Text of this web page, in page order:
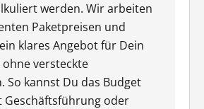
werden. Wir arbeiten
Paketpreisen und
klares Angebot für Dein
ohne versteckte
So kannst Du das Budget
oder